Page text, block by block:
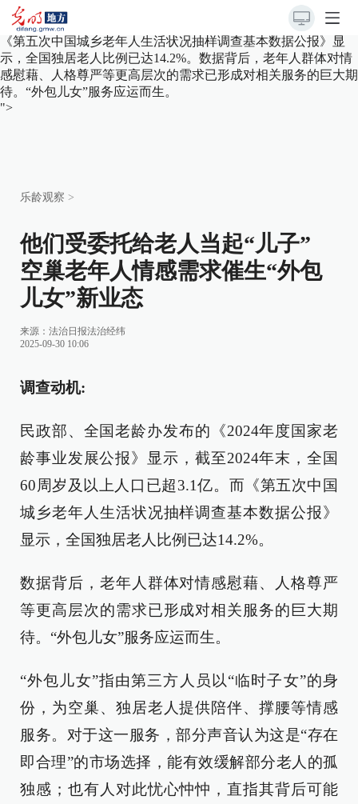
民政部、全国老龄办发布的《2024年度国家老龄事业发展公报》
显示，截至2024年末，全国60周岁及以上人口已超3.1亿。而
《第五次中国城乡老年人生活状况抽样调查基本数据公报》显
示，全国独居老人比例已达14.2%。数据背后，老年人群体对情
感慰藉、人格尊严等更高层次的需求已形成对相关服务的巨大期
待。“外包儿女”服务应运而生。
">
乐龄观察 >
他们受委托给老人当起“儿子”
空巢老年人情感需求催生“外包
儿女”新业态
来源： 法治日报法治经纬
2025-09-30 10:06
调查动机:
民政部、全国老龄办发布的《2024年度国家老
龄事业发展公报》显示，截至2024年末，全国
60周岁及以上人口已超3.1亿。而《第五次中国
城乡老年人生活状况抽样调查基本数据公报》
显示，全国独居老人比例已达14.2%。
数据背后，老年人群体对情感慰藉、人格尊严
等更高层次的需求已形成对相关服务的巨大期
待。“外包儿女”服务应运而生。
“外包儿女”指由第三方人员以“临时子女”的身
份，为空巢、独居老人提供陪伴、撑腰等情感
服务。对于这一服务，部分声音认为这是“存在
即合理”的市场选择，能有效缓解部分老人的孤
独感；也有人对此忧心忡忡，直指其背后可能